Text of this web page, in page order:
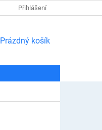
DOPRAVA A PLATBA
Přihlášení
NÁKUPNÍ
Prázdný košík